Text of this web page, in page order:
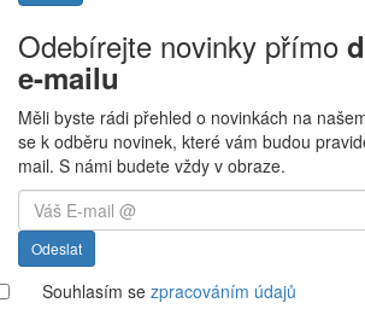
Odebírejte novinky přímo
e-mailu
Měli byste rádi přehled o novinkách na
se k odběru novinek, které vám budou
mail. S námi budete vždy v obraze.
Odeslat
Souhlasím se zpracováním údajů